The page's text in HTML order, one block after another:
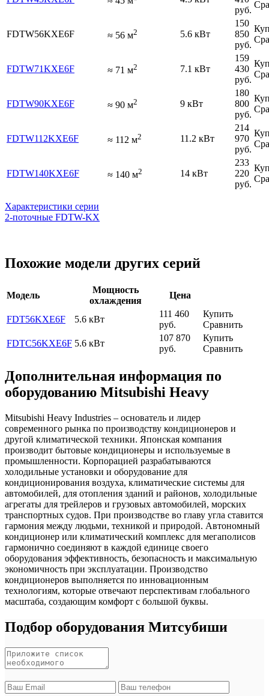
руб.
FDTW56KXE6F ≈ 56 м2 5.6 кВт
150
850
руб.
FDTW71KXE6F ≈ 71 м2 7.1 кВт
159
430
руб.
FDTW90KXE6F ≈ 90 м2 9 кВт
180
800
руб.
FDTW112KXE6F ≈ 112 м2 11.2 кВт
214
970
руб.
FDTW140KXE6F ≈ 140 м2 14 кВт
233
220
руб.
Характеристики серии
2-поточные FDTW-KX
Похожие модели других серий
Модель
Мощность
охлаждения
Цена
FDT56KXE6F 5.6 кВт
111 460
руб.
Купить
Сравнить
FDTC56KXE6F 5.6 кВт
107 870
руб.
Купить
Сравнить
Дополнительная информация по
оборудованию Mitsubishi Heavy
Mitsubishi Heavy Industries – основатель и лидер
современного рынка по производству кондиционеров и
другой климатической техники. Японская компания
производит бытовые кондиционеры и используемые в
промышленности. Корпорацией разрабатываются
холодильные установки и оборудование для
кондиционирования воздуха, климатические системы для
автомобилей, для отопления зданий и районов, холодильные
агрегаты для трейлеров и грузовых автомобилей, морских
транспортных судов. При производстве во главу угла ставится
гармония между людьми, техникой и природой. Автономный
кондиционер или климатический комплекс для мегаполисов
гармонично соединяют в каждой единице своего
оборудования эффективность, безопасность и максимальную
экономичность при эксплуатации. Производство
кондиционеров выполняется по инновационным
технологиям, которые отвечают перспективам глобального
масштаба, создающим комфорт с большой буквы.
Подбор оборудования Митсубиши